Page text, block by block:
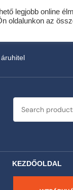
akciós
KEZDŐOLDAL
legjobb online
oldalunkon az